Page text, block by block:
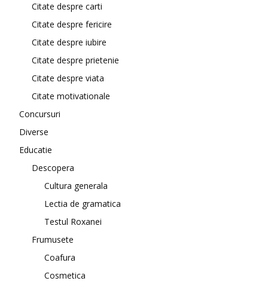
Citate despre carti
Citate despre fericire
Citate despre iubire
Citate despre prietenie
Citate despre viata
Citate motivationale
Concursuri
Diverse
Educatie
Descopera
Cultura generala
Lectia de gramatica
Testul Roxanei
Frumusete
Coafura
Cosmetica